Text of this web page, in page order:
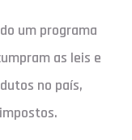
um programa
as leis e
no país,